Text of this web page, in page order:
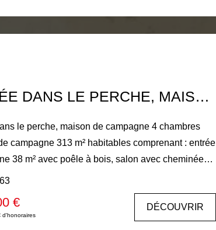
SITUÉE DANS LE PERCHE, MAISON DE CAMPAGNE 4 CHAMBRES
le perche, maison de campagne 4 chambres
campagne 313 m² habitables comprenant : entrée
38 m² avec poêle à bois, salon avec cheminée
chambres 20 et 30 m², salle d'eau avec wc,
salle de jeux ou 2ème salon 60 m², salle
wc, chaufferie et cave sous la maison. A l'étage :
chambres dont une avec salle de bains, douche
€
d'honoraires
DÉCOUVRIR